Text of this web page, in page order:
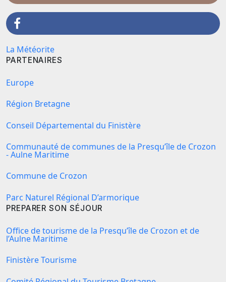
La Météorite
PARTENAIRES
Europe
Région Bretagne
Conseil Départemental du Finistère
Communauté de communes de la Presqu’île de Crozon
- Aulne Maritime
Commune de Crozon
Parc Naturel Régional D’armorique
PREPARER SON SÉJOUR
Office de tourisme de la Presqu’île de Crozon et de
l’Aulne Maritime
Finistère Tourisme